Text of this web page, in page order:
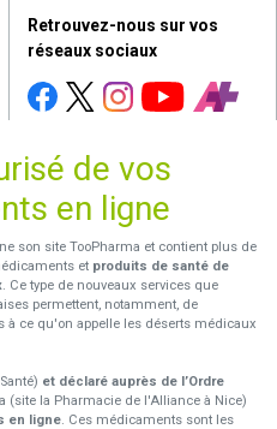
Retrouvez-nous sur vos
réseaux sociaux
de vos
en ligne
son site TooPharma et contient plus de
et produits de santé de
. Ce type de nouveaux services que
permettent, notamment, de
à ce qu'on appelle les déserts médicaux
et déclaré auprès de l’Ordre
(site la Pharmacie de l'Alliance à Nice)
en ligne. Ces médicaments sont les